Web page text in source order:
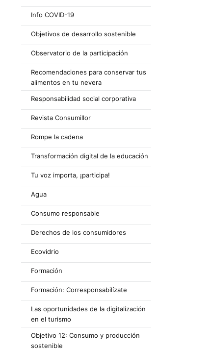
Info COVID-19
Objetivos de desarrollo sostenible
Observatorio de la participación
Recomendaciones para conservar tus
alimentos en tu nevera
Responsabilidad social corporativa
Revista Consumillor
Rompe la cadena
Transformación digital de la educación
Tu voz importa, ¡participa!
Agua
Consumo responsable
Derechos de los consumidores
Ecovidrio
Formación
Formación: Corresponsabilízate
Las oportunidades de la digitalización
en el turismo
Objetivo 12: Consumo y producción
sostenible